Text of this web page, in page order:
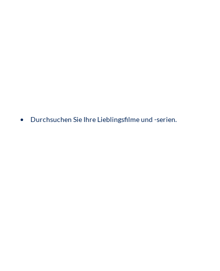
Durchsuchen Sie Ihre Lieblingsfilme und -serien.